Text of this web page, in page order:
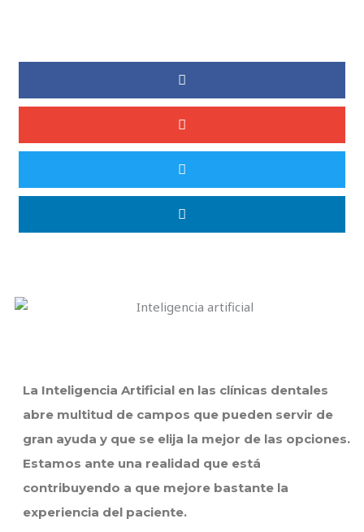
La Inteligencia Artificial en las clínicas dentales
abre multitud de campos que pueden servir de
gran ayuda y que se elija la mejor de las opciones.
Estamos ante una realidad que está
contribuyendo a que mejore bastante la
experiencia del paciente.